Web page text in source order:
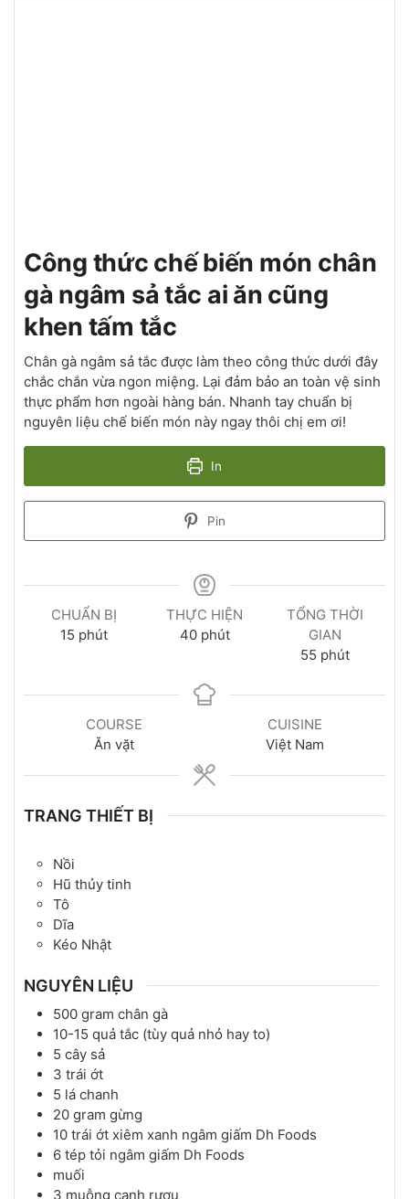
Công thức chế biến món chân
gà ngâm sả tắc ai ăn cũng
khen tấm tắc
Chân gà ngâm sả tắc được làm theo công thức dưới đây
chắc chắn vừa ngon miệng. Lại đảm bảo an toàn vệ sinh
thực phẩm hơn ngoài hàng bán. Nhanh tay chuẩn bị
nguyên liệu chế biến món này ngay thôi chị em ơi!
In
Pin
CHUẨN BỊ
15 phút
THỰC HIỆN
40 phút
TỔNG THỜI
GIAN
55 phút
COURSE
Ăn vặt
CUISINE
Việt Nam
TRANG THIẾT BỊ
Nồi
Hũ thủy tinh
Tô
Dĩa
Kéo Nhật
NGUYÊN LIỆU
500 gram chân gà
10-15 quả tắc (tùy quả nhỏ hay to)
5 cây sả
3 trái ớt
5 lá chanh
20 gram gừng
10 trái ớt xiêm xanh ngâm giấm Dh Foods
6 tép tỏi ngâm giấm Dh Foods
muối
3 muỗng canh rượu